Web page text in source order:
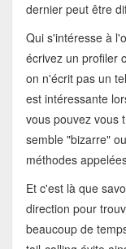
dernier peut être
Qui s'intéresse à
écrivez un profiler
on n'écrit pas un
est intéressante
vous pouvez vous
semble "bizarre"
méthodes
Et c'est là que
direction pour
beaucoup de